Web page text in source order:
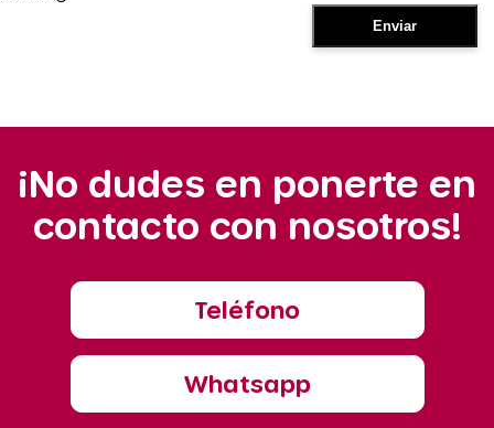
¡No dudes en ponerte en
contacto con nosotros!
Teléfono
Whatsapp